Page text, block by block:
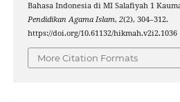
Bahasa Indonesia di MI Salafiyah 1
Pendidikan Agama Islam, 2(2), 304–312.
https://doi.org/10.61132/hikmah.v2i2.1036
More Citation Formats